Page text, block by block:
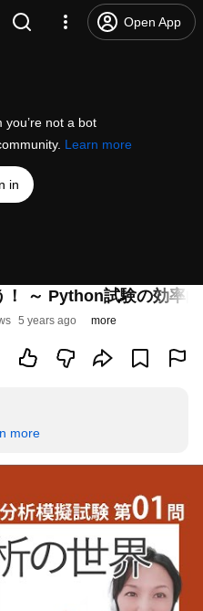
Open App
not a bot
Learn more
in
！ ～ Python試験の効率
5 years ago more
more